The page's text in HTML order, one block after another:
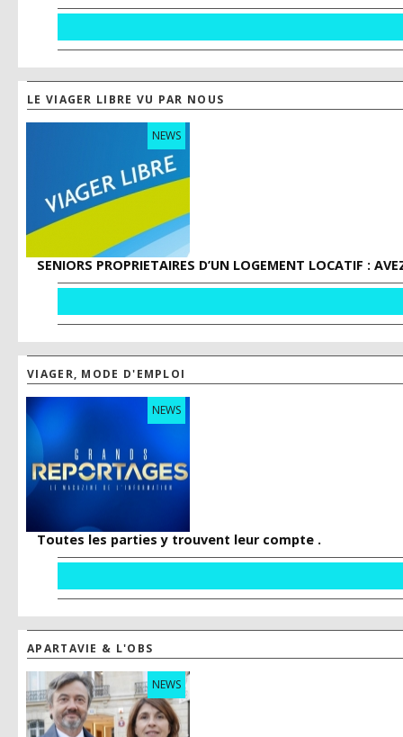
LE VIAGER LIBRE VU PAR NOUS
NEWS
SENIORS PROPRIETAIRES D’UN LOGEMENT LOCATIF :
VIAGER, MODE D'EMPLOI
NEWS
Toutes les parties y trouvent leur compte .
APARTAVIE & L'OBS
NEWS